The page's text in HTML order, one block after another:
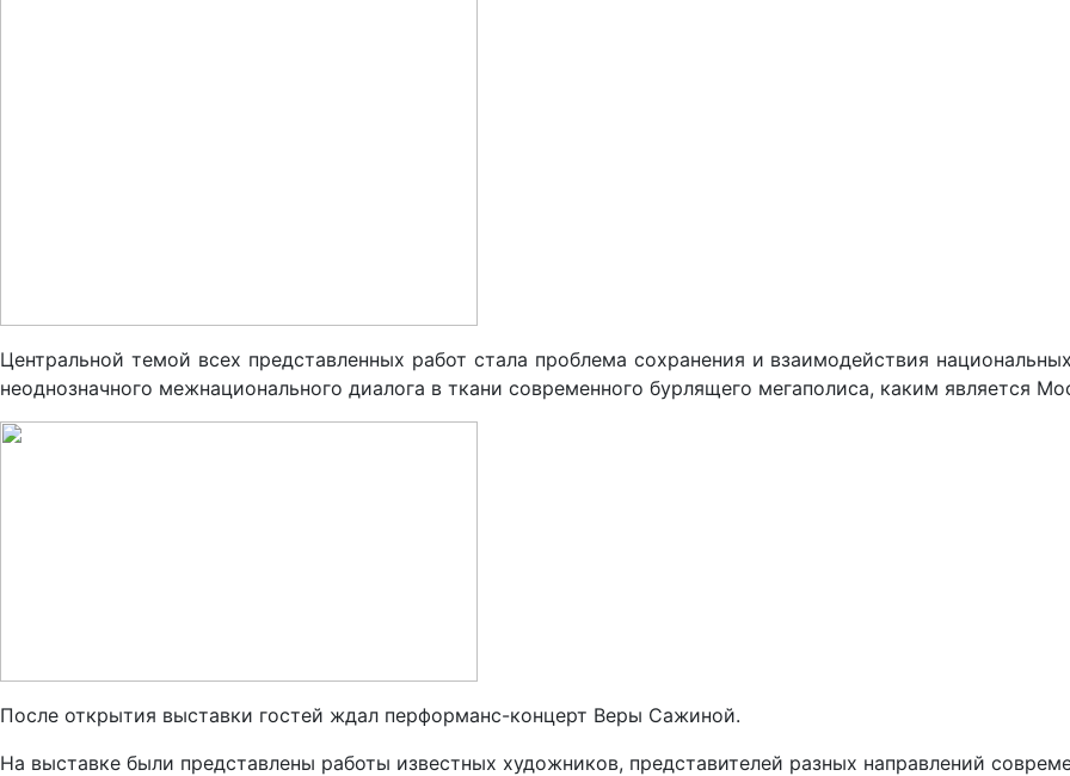
Центральной темой всех представленных работ стала проблема сохранения и взаимодействия
неоднозначного межнационального диалога в ткани современного бурлящего мегаполиса, каким является
После открытия выставки гостей ждал перформанс-концерт Веры Сажиной.
На выставке были представлены работы известных художников, представителей разных направлений